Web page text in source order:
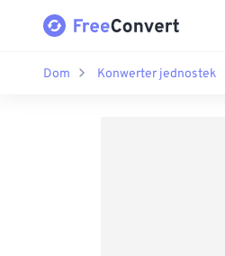
Dom Konwerter jednostek